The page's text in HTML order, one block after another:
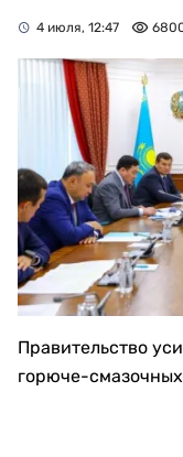
4 июля, 12:47
Правительство
горюче-